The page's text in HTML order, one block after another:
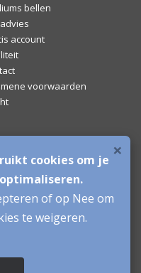
bellen
account
voorwaarden
×
cookies om je
of op Nee om
te weigeren.